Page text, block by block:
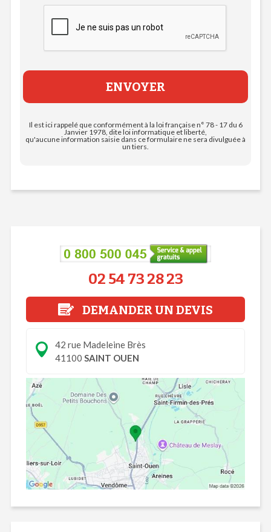
02 54 73 28 23
DEMANDER UN DEVIS
42 rue Madeleine Brès
41100 SAINT OUEN
Il est ici rappelé que conformément à la loi française n° 78 - 17 du 6
Janvier 1978, dite loi informatique et liberté,
qu'aucune information saisie dans ce formulaire ne sera divulguée à
un tiers.